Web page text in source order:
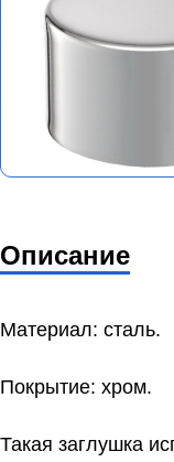
Описание
Материал: сталь.
Покрытие: хром.
Такая заглушка